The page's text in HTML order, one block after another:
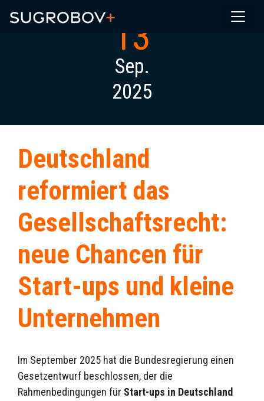
13
Sep.
2025
Deutschland
reformiert das
Gesellschaftsrecht:
neue Chancen für
Start-ups und kleine
Unternehmen
Im September 2025 hat die Bundesregierung einen
Gesetzentwurf beschlossen, der die
Rahmenbedingungen für Start-ups in Deutschland